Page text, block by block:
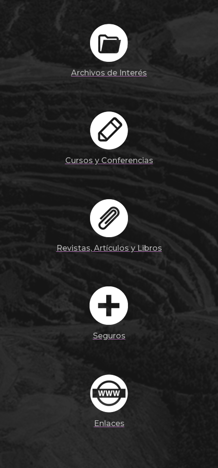
Archivos de Interés
Cursos y Conferencias
Revistas, Artículos y Libros
Seguros
Enlaces